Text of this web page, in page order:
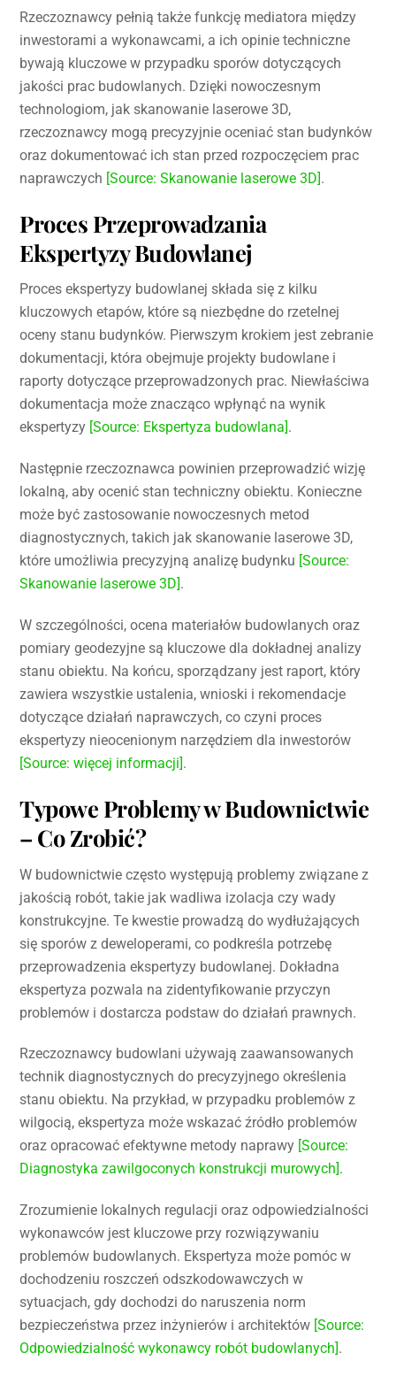
Rzeczoznawcy pełnią także funkcję mediatora między
inwestorami a wykonawcami, a ich opinie techniczne
bywają kluczowe w przypadku sporów dotyczących
jakości prac budowlanych. Dzięki nowoczesnym
technologiom, jak skanowanie laserowe 3D,
rzeczoznawcy mogą precyzyjnie oceniać stan budynków
oraz dokumentować ich stan przed rozpoczęciem prac
naprawczych [Source: Skanowanie laserowe 3D].
Proces Przeprowadzania
Ekspertyzy Budowlanej
Proces ekspertyzy budowlanej składa się z kilku
kluczowych etapów, które są niezbędne do rzetelnej
oceny stanu budynków. Pierwszym krokiem jest zebranie
dokumentacji, która obejmuje projekty budowlane i
raporty dotyczące przeprowadzonych prac. Niewłaściwa
dokumentacja może znacząco wpłynąć na wynik
ekspertyzy [Source: Ekspertyza budowlana].
Następnie rzeczoznawca powinien przeprowadzić wizję
lokalną, aby ocenić stan techniczny obiektu. Konieczne
może być zastosowanie nowoczesnych metod
diagnostycznych, takich jak skanowanie laserowe 3D,
które umożliwia precyzyjną analizę budynku [Source:
Skanowanie laserowe 3D].
W szczególności, ocena materiałów budowlanych oraz
pomiary geodezyjne są kluczowe dla dokładnej analizy
stanu obiektu. Na końcu, sporządzany jest raport, który
zawiera wszystkie ustalenia, wnioski i rekomendacje
dotyczące działań naprawczych, co czyni proces
ekspertyzy nieocenionym narzędziem dla inwestorów
[Source: więcej informacji].
Typowe Problemy w Budownictwie
– Co Zrobić?
W budownictwie często występują problemy związane z
jakością robót, takie jak wadliwa izolacja czy wady
konstrukcyjne. Te kwestie prowadzą do wydłużających
się sporów z deweloperami, co podkreśla potrzebę
przeprowadzenia ekspertyzy budowlanej. Dokładna
ekspertyza pozwala na zidentyfikowanie przyczyn
problemów i dostarcza podstaw do działań prawnych.
Rzeczoznawcy budowlani używają zaawansowanych
technik diagnostycznych do precyzyjnego określenia
stanu obiektu. Na przykład, w przypadku problemów z
wilgocią, ekspertyza może wskazać źródło problemów
oraz opracować efektywne metody naprawy [Source:
Diagnostyka zawilgoconych konstrukcji murowych].
Zrozumienie lokalnych regulacji oraz odpowiedzialności
wykonawców jest kluczowe przy rozwiązywaniu
problemów budowlanych. Ekspertyza może pomóc w
dochodzeniu roszczeń odszkodowawczych w
sytuacjach, gdy dochodzi do naruszenia norm
bezpieczeństwa przez inżynierów i architektów [Source:
Odpowiedzialność wykonawcy robót budowlanych].